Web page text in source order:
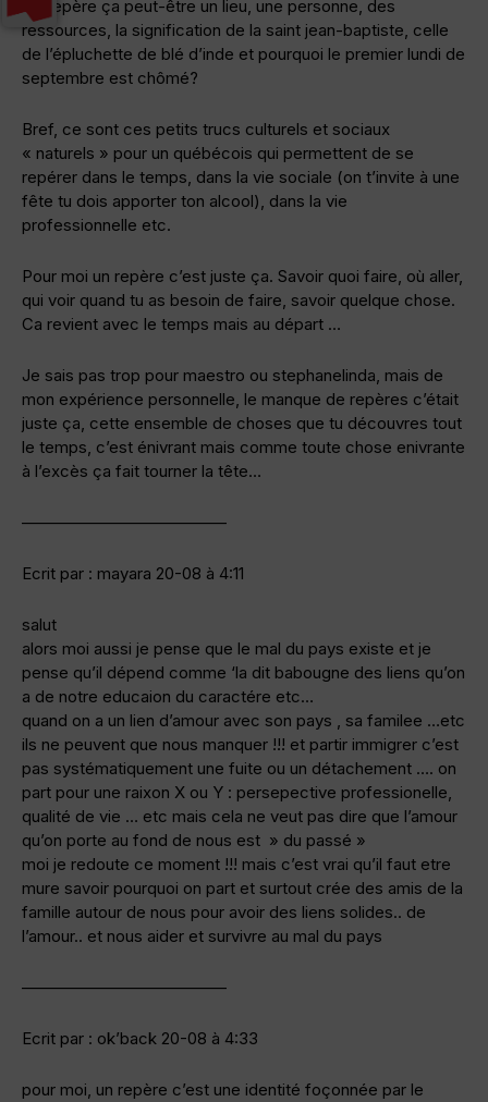
Un repère ça peut-être un lieu, une personne, des
ressources, la signification de la saint jean-baptiste, celle
de l’épluchette de blé d’inde et pourquoi le premier lundi de
septembre est chômé?
Bref, ce sont ces petits trucs culturels et sociaux
« naturels » pour un québécois qui permettent de se
repérer dans le temps, dans la vie sociale (on t’invite à une
fête tu dois apporter ton alcool), dans la vie
professionnelle etc.
Pour moi un repère c’est juste ça. Savoir quoi faire, où aller,
qui voir quand tu as besoin de faire, savoir quelque chose.
Ca revient avec le temps mais au départ …
Je sais pas trop pour maestro ou stephanelinda, mais de
mon expérience personnelle, le manque de repères c’était
juste ça, cette ensemble de choses que tu découvres tout
le temps, c’est énivrant mais comme toute chose enivrante
à l’excès ça fait tourner la tête…
————————————–
Ecrit par : mayara 20-08 à 4:11
salut
alors moi aussi je pense que le mal du pays existe et je
pense qu’il dépend comme ‘la dit babougne des liens qu’on
a de notre educaion du caractére etc…
quand on a un lien d’amour avec son pays , sa familee …etc
ils ne peuvent que nous manquer !!! et partir immigrer c’est
pas systématiquement une fuite ou un détachement …. on
part pour une raixon X ou Y : persepective professionelle,
qualité de vie … etc mais cela ne veut pas dire que l’amour
qu’on porte au fond de nous est » du passé »
moi je redoute ce moment !!! mais c’est vrai qu’il faut etre
mure savoir pourquoi on part et surtout crée des amis de la
famille autour de nous pour avoir des liens solides.. de
l’amour.. et nous aider et survivre au mal du pays
————————————–
Ecrit par : ok’back 20-08 à 4:33
pour moi, un repère c’est une identité foçonnée par le